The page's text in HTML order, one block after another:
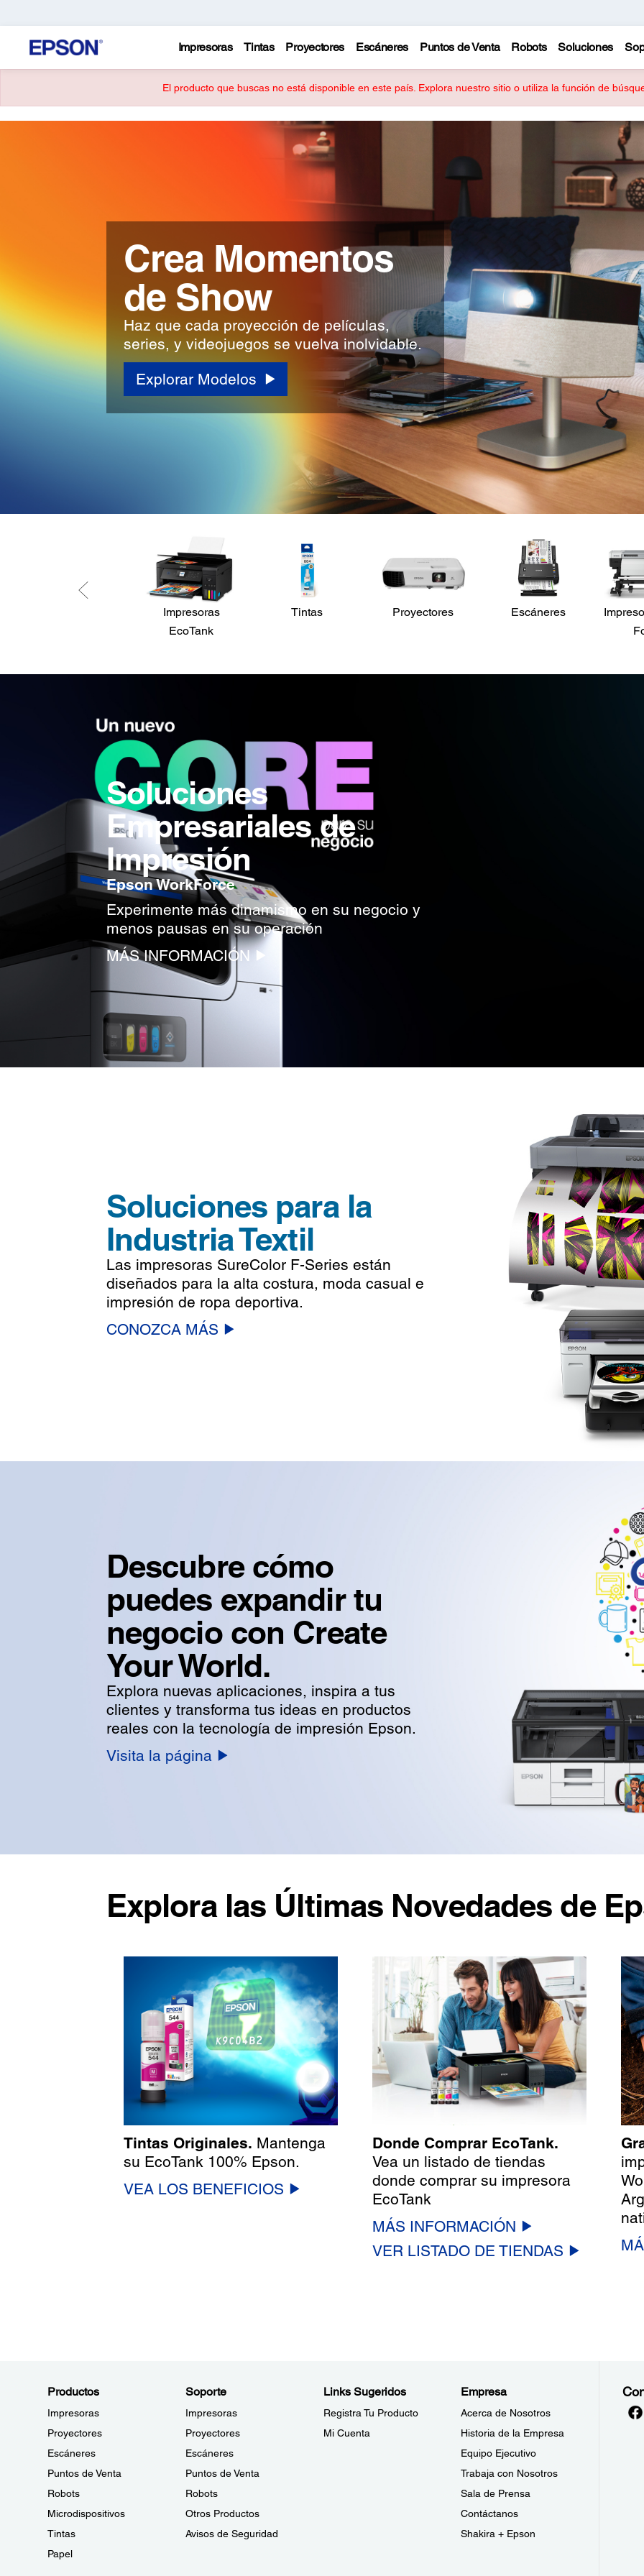
Impresoras Tintas Proyectores Escáneres Puntos de Venta Robots Soluciones
El producto que buscas no está disponible en este país. Explora nuestro sitio o utiliza la función de
Crea Momentos
de Show
Haz que cada proyección de películas,
series, y videojuegos se vuelva inolvidable.
Explorar Modelos
Impresoras
EcoTank
Tintas Proyectores Escáneres
Soluciones
Empresariales de
Impresión
Epson WorkForce
Experimente más dinamismo en su negocio y
menos pausas en su operación
MÁS INFORMACIÓN
Soluciones para la
Industria Textil
Las impresoras SureColor F-Series están
diseñados para la alta costura, moda casual e
impresión de ropa deportiva.
CONOZCA MÁS
Descubre cómo
puedes expandir tu
negocio con Create
Your World.
Explora nuevas aplicaciones, inspira a tus
clientes y transforma tus ideas en productos
reales con la tecnología de impresión Epson.
Visita la página
Explora las Últimas Novedades de
Tintas Originales. Mantenga
su EcoTank 100% Epson.
VEA LOS BENEFICIOS
Donde Comprar EcoTank.
Vea un listado de tiendas
donde comprar su impresora
EcoTank
MÁS INFORMACIÓN
VER LISTADO DE TIENDAS
Productos
Impresoras
Proyectores
Escáneres
Puntos de Venta
Robots
Microdispositivos
Tintas
Papel
Soporte
Impresoras
Proyectores
Escáneres
Puntos de Venta
Robots
Otros Productos
Avisos de Seguridad
Links Sugeridos
Registra Tu Producto
Mi Cuenta
Empresa
Acerca de Nosotros
Historia de la Empresa
Equipo Ejecutivo
Trabaja con Nosotros
Sala de Prensa
Contáctanos
Shakira + Epson